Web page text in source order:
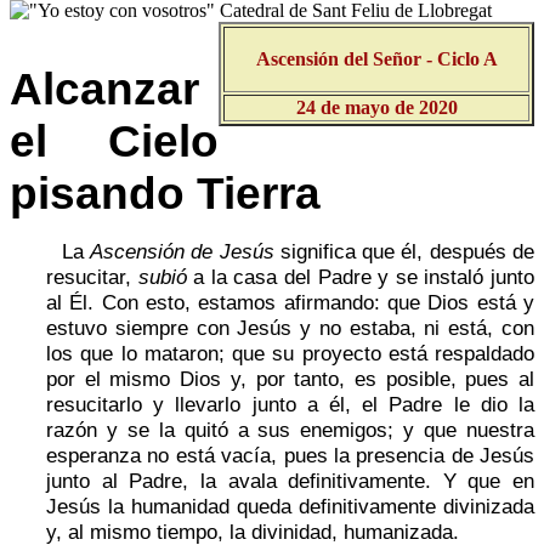
Ascensión del Señor- Ciclo A
24 de mayo de 2020
Alcanzar
el Cielo
pisando Tierra
LaAscensión de Jesús significa que él, después de
resucitar, subióa la casa del Padre y se instaló junto
al Él. Con esto, estamos afirmando: que Dios está y
estuvo siempre con Jesús y no estaba, ni está, con
los que lo mataron; que su proyecto está respaldado
por el mismo Dios y, por tanto, es posible, pues al
resucitarlo y llevarlo junto a él, el Padre le dio la
razón y se la quitó a sus enemigos; y que nuestra
esperanza no está vacía, pues la presencia de Jesús
junto al Padre, la avala definitivamente. Y que en
Jesús la humanidad queda definitivamente divinizada
y, al mismo tiempo, la divinidad, humanizada.